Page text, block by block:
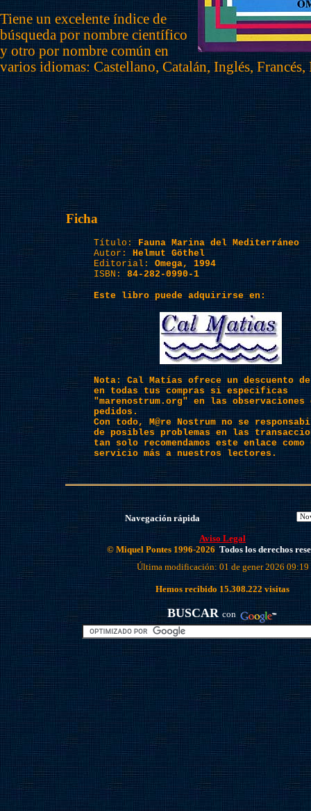
Tiene un excelente índice de
búsqueda por nombre científico
y otro por nombre común en
varios idiomas: Castellano, Catalán, Inglés,
Ficha
Título:Fauna Marina del Mediterráneo
Autor:Helmut Göthel
Editorial: Omega, 1994
ISBN: 84-282-0990-1
Este libro puede adquirirse en:
Nota: Cal Matías ofrece un descuento de
en todas tus compras si especificas
"marenostrum.org" en las observaciones
pedidos.
Con todo, M@re Nostrum no se
de posibles problemas en las
tan solo recomendamos este enlace como
servicio más a nuestros lectores.
Navegación rápida
Aviso Legal
© Miquel Pontes 1996-2026 Todos los derechos
Última modificación: 01 de gener 2026 09:19
Hemos recibido 15.308.222 visitas
BUSCAR con